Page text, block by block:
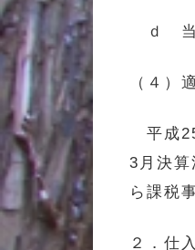
ｄ 当
（４）
平成
3月決
ら課税
２．仕